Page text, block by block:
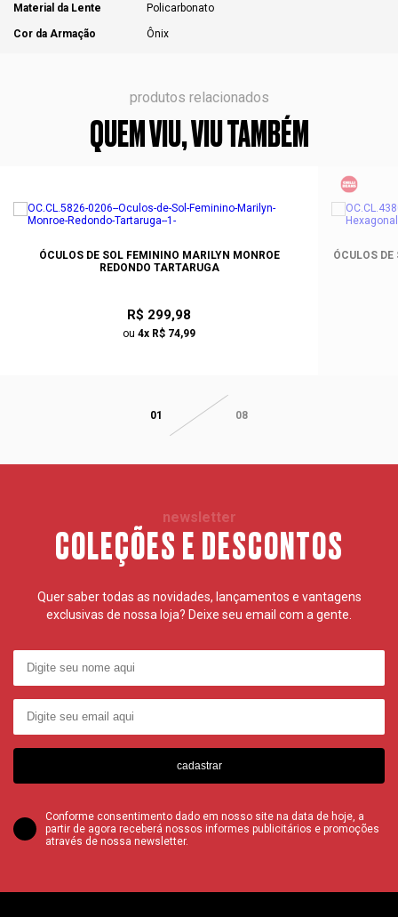
Material da Lente Policarbonato
Cor da Armação Ônix
produtos relacionados
QUEM VIU, VIU TAMBÉM
ÓCULOS DE SOL FEMININO MARILYN MONROE
REDONDO TARTARUGA
R$ 299,98
ou 4x R$ 74,99
ÓCULOS
01 08
newsletter
COLEÇÕES E DESCONTOS
Quer saber todas as novidades, lançamentos e vantagens
exclusivas de nossa loja? Deixe seu email com a gente.
cadastrar
Conforme consentimento dado em nosso site na data de hoje, a
partir de agora receberá nossos informes publicitários e promoções
através de nossa newsletter.